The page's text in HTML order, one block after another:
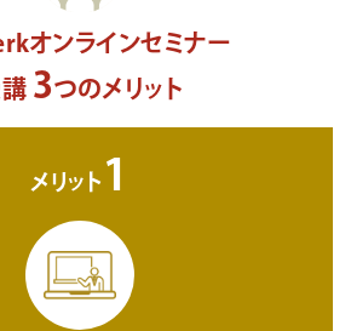
オンラインセミナー
3つのメリット
メリット 1